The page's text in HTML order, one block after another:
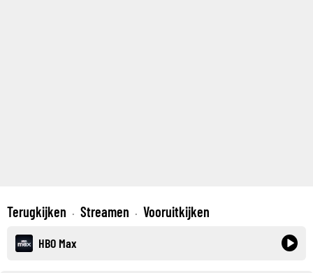
Terugkijken · Streamen · Vooruitkijken
HBO Max